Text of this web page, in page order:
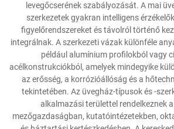
levegőcserének szabályozását. A mai
szerkezetek gyakran intelligens
figyelőrendszereket és távolról történő
integrálnak. A szerkezeti vázak különféle
például alumínium profilokból vagy
acélkonstrukciókból, amelyek mindegyike
az erősség, a korrózióállóság és a
tekintetében. Az üvegház-típusok és -
alkalmazási területtel rendelkeznek
mezőgazdaságban, kutatóintézetekben,